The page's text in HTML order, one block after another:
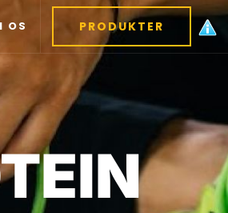
OS PRODUKTER